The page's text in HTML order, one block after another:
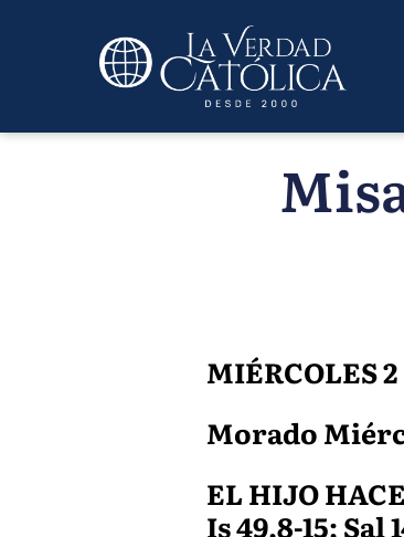
MIÉRCOLES 2
Morado
EL HIJO
Is 49,8-15; Sal